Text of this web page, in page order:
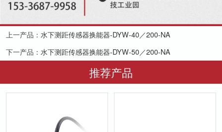
上一产品： 水下测距传感器换能器-DYW-40／200-NA
下一产品： 水下测距传感器换能器-DYW-50／200-NA
推荐产品